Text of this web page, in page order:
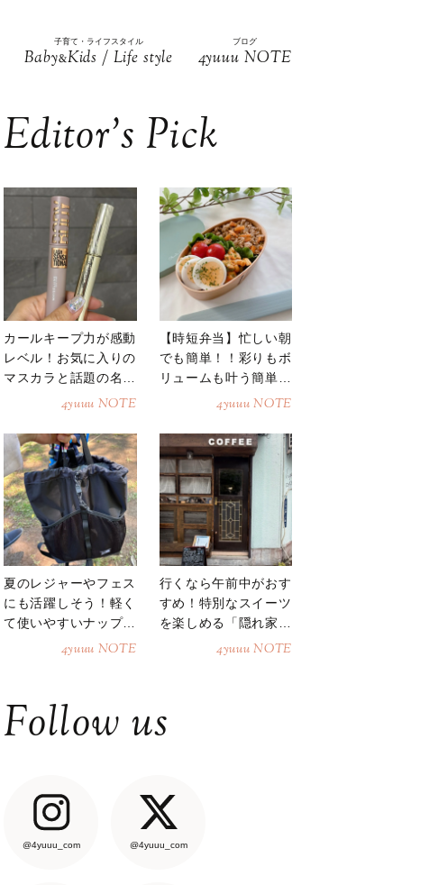
子育て・ライフスタイル
Baby&Kids / Life style
ブログ
4yuuu NOTE
Editor’s Pick
カールキープ力が感動
レベル！お気に入りの
マスカラと話題の名品
4yuuu NOTE
【時短弁当】忙しい朝
でも簡単！！彩りもボ
リュームも叶う簡単そ
4yuuu NOTE
夏のレジャーやフェス
にも活躍しそう！軽く
て使いやすいナップサ
4yuuu NOTE
行くなら午前中がおす
すめ！特別なスイーツ
を楽しめる「隠れ家カ
4yuuu NOTE
Follow us
@4yuuu_com @4yuuu_com